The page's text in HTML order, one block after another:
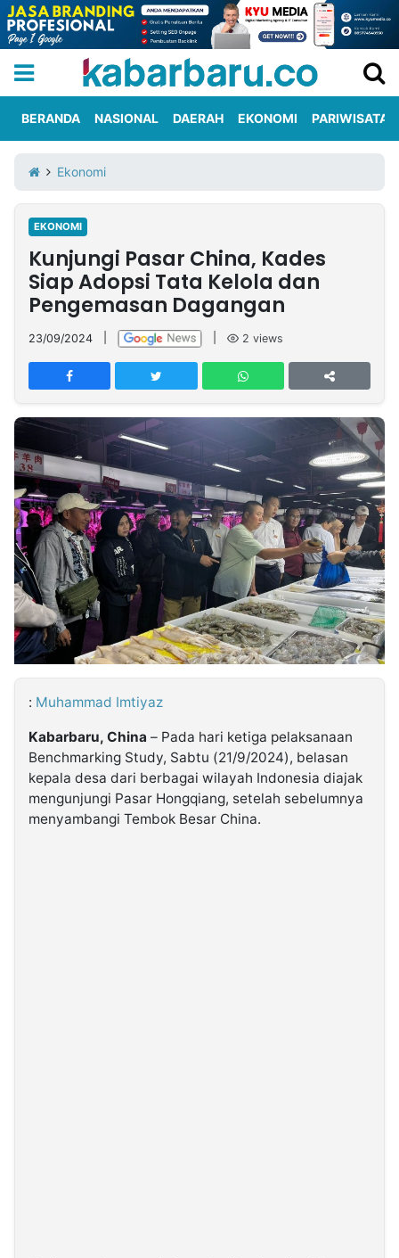
Iklan
Berita
Kami
Nasional
International
Olahraga
Entertainment
Daerah
Pariwisata
Kuliner
Kolom
Network
PT
TREETAN
INDONESIA
Partner
Insight
NTB
Suara
Time
Lens
IDN
Daily
Jogja
Jalan
Rakyat
Idealita
News
Kita
Notice
Radar
Baru
Seedbacklink
Follow
Kabarbaru
BERANDA NASIONAL DAERAH EKONOMI PARIWISATA
Ekonomi
EKONOMI
Kunjungi Pasar China, Kades
Siap Adopsi Tata Kelola dan
Pengemasan Dagangan
23/09/2024 2 views
: Muhammad Imtiyaz
Kabarbaru, China – Pada hari ketiga pelaksanaan
Benchmarking Study, Sabtu (21/9/2024), belasan
kepala desa dari berbagai wilayah Indonesia diajak
mengunjungi Pasar Hongqiang, setelah sebelumnya
menyambangi Tembok Besar China.